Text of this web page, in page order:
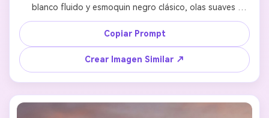
blanco fluido y esmoquin negro clásico, olas suaves
detrás, iluminación cinematográfica, contacto visual
emocional, textura de piel ultra realista, profundidad de
campo reducida, estilo de fotografía de boda de alta
gama
Copiar Prompt
Crear Imagen Similar ↗